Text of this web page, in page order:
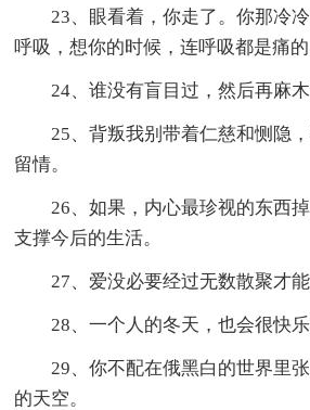
23、眼看着，你走了。你那冷冷
呼吸，想你的时候，连呼吸都是痛的
24、谁没有盲目过，然后再麻木
25、背叛我别带着仁慈和恻隐，
留情。
26、如果，内心最珍视的东西掉
支撑今后的生活。
27、爱没必要经过无数散聚才能
28、一个人的冬天，也会很快乐
29、你不配在俄黑白的世界里张
的天空。